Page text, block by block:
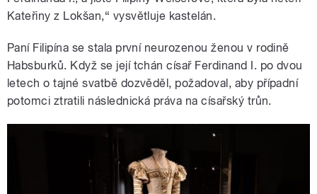
Kateřiny z Lokšan,“ vysvětluje kastelán.
Paní Filipína se stala první neurozenou ženou v rodině
Habsburků. Když se její tchán císař Ferdinand I. po dvou
letech o tajné svatbě dozvěděl, požadoval, aby případní
potomci ztratili následnická práva na císařský trůn.